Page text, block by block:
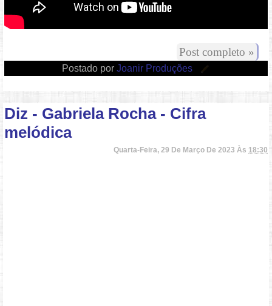
Post completo »
Postado por Joanir Produções
Diz - Gabriela Rocha - Cifra
melódica
Quarta-Feira, 29 De Março De 2023 Às 18:30